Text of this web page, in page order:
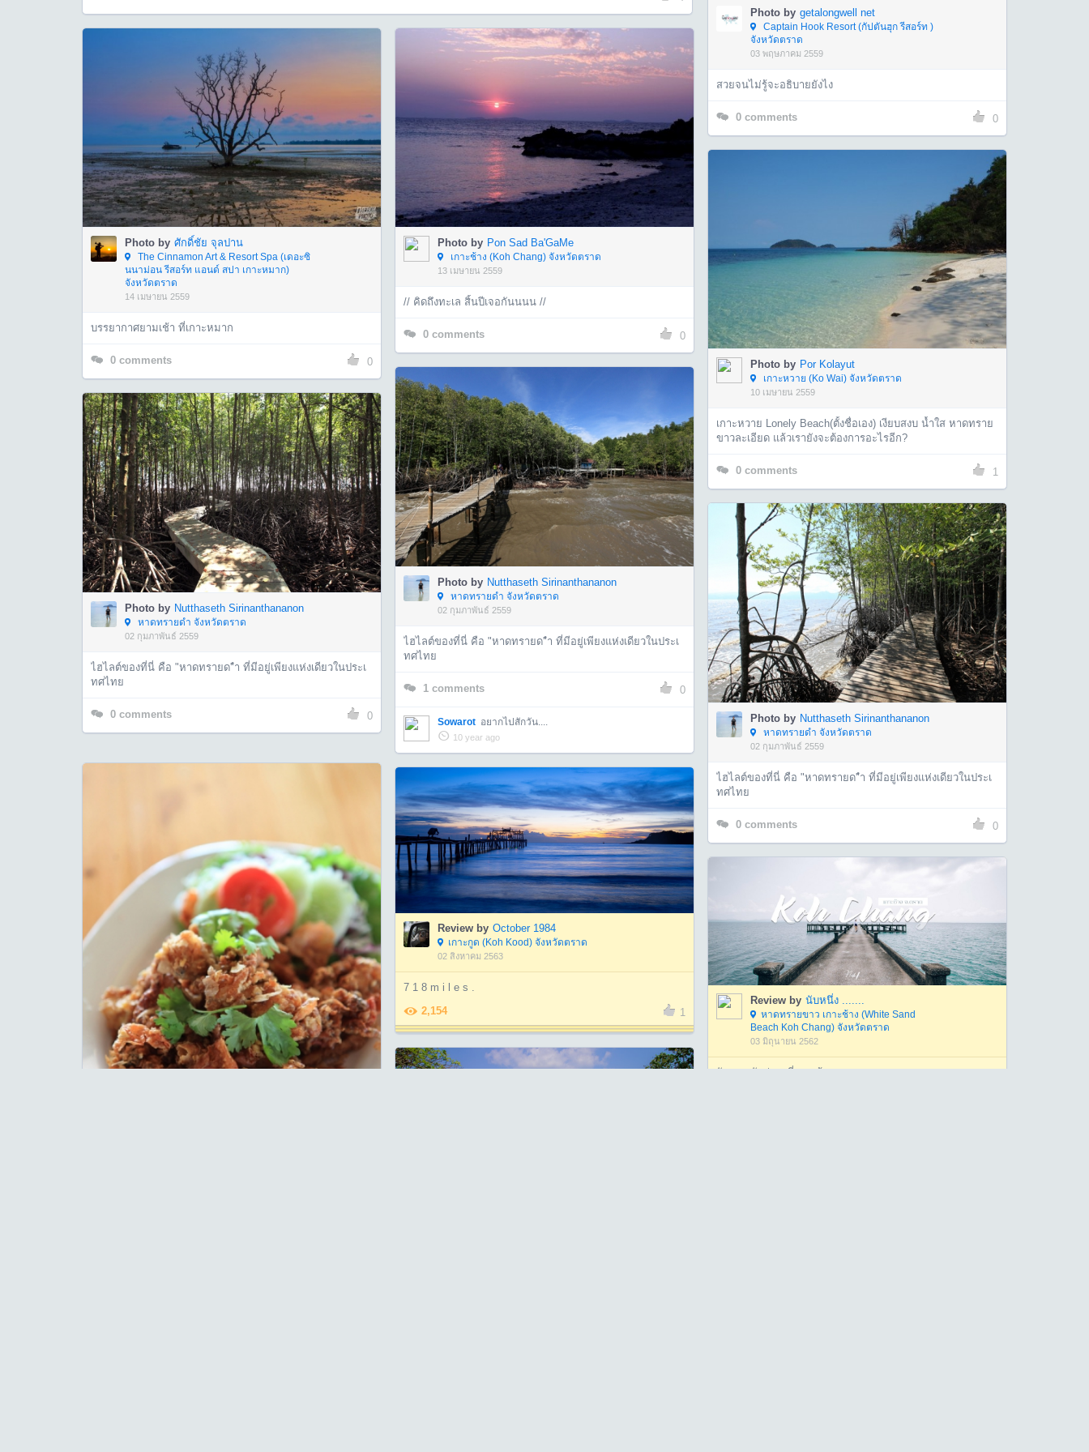
Photo by getalongwell net
Captain Hook Resort (กัปตันฮุก รีสอร์ท )
จังหวัดตราด
03 พฤษภาคม 2559
สวยจนไม่รู้จะอธิบายยังไง
0 comments 0
Photo by ศักดิ์ชัย จุลปาน
The Cinnamon Art & Resort Spa (เดอะซิ
นนาม่อน รีสอร์ท แอนด์ สปา เกาะหมาก)
จังหวัดตราด
14 เมษายน 2559
บรรยากาศยามเช้า ที่เกาะหมาก
0 comments 0
Photo by Pon Sad Ba'GaMe
เกาะช้าง (Koh Chang) จังหวัดตราด
13 เมษายน 2559
// คิดถึงทะเล สิ้นปีเจอกันนนน //
0 comments 0
Photo by Por Kolayut
เกาะหวาย (Ko Wai) จังหวัดตราด
10 เมษายน 2559
เกาะหวาย Lonely Beach(ตั้งชื่อเอง) เงียบสงบ น้ำใส หาดทราย
ขาวละเอียด แล้วเรายังจะต้องการอะไรอีก?
0 comments 1
Photo by Nutthaseth Sirinanthananon
หาดทรายดำ จังหวัดตราด
02 กุมภาพันธ์ 2559
ไฮไลต์ของที่นี่ คือ "หาดทรายด"ำ ที่มีอยู่เพียงแห่งเดียวในประเ
ทศไทย
1 comments 0
Sowarot อยากไปสักวัน....
10 year ago
Photo by Nutthaseth Sirinanthananon
หาดทรายดำ จังหวัดตราด
02 กุมภาพันธ์ 2559
ไฮไลต์ของที่นี่ คือ "หาดทรายด"ำ ที่มีอยู่เพียงแห่งเดียวในประเ
ทศไทย
0 comments 0 Photo by Nutthaseth Sirinanthananon
หาดทรายดำ จังหวัดตราด
02 กุมภาพันธ์ 2559
ไฮไลต์ของที่นี่ คือ "หาดทรายด"ำ ที่มีอยู่เพียงแห่งเดียวในประเ
ทศไทย
0 comments 0
Review by October 1984
เกาะกูด (Koh Kood) จังหวัดตราด
02 สิงหาคม 2563
7 1 8 m i l e s .
2,154
1
Review by นับหนึ่ง .......
หาดทรายขาว เกาะช้าง (White Sand
Beach Koh Chang) จังหวัดตราด
03 มิถุนายน 2562
วันหยุดพักผ่อน ที่เกาะช้าง จ.ตราด